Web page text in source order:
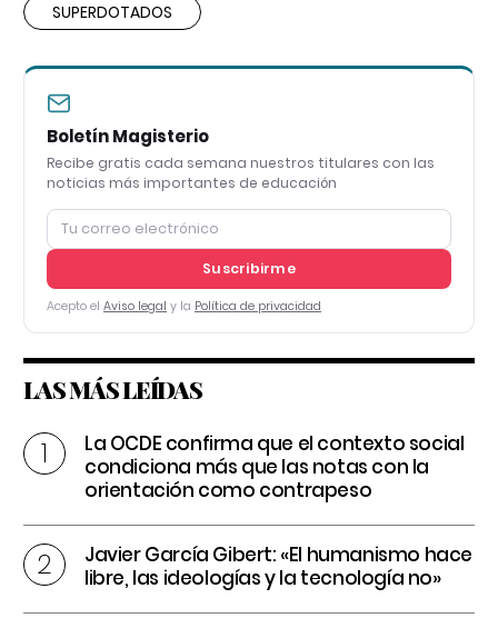
SUPERDOTADOS
Boletín Magisterio
Recibe gratis cada semana nuestros titulares con las
noticias más importantes de educación
Suscribirme
Acepto el Aviso legal y la Política de privacidad
LAS MÁS LEÍDAS
La OCDE confirma que el contexto social
condiciona más que las notas con la
orientación como contrapeso
Javier García Gibert: «El humanismo hace
libre, las ideologías y la tecnología no»